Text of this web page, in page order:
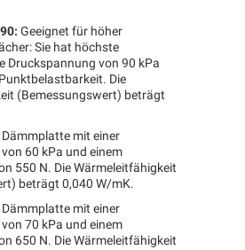
Geeignet für höher
Sie hat höchste
Druckspannung von 90 kPa
Die
(Bemessungswert) beträgt
Dämmplatte mit einer
60 kPa und einem
550 N. Die Wärmeleitfähigkeit
beträgt 0,040 W/mK.
Dämmplatte mit einer
70 kPa und einem
650 N. Die Wärmeleitfähigkeit